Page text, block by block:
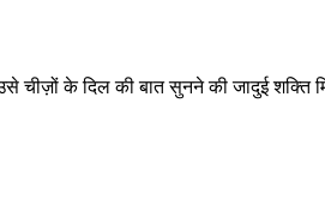
चीज़ों के दिल की बात सुनने की जादुई शक्ति